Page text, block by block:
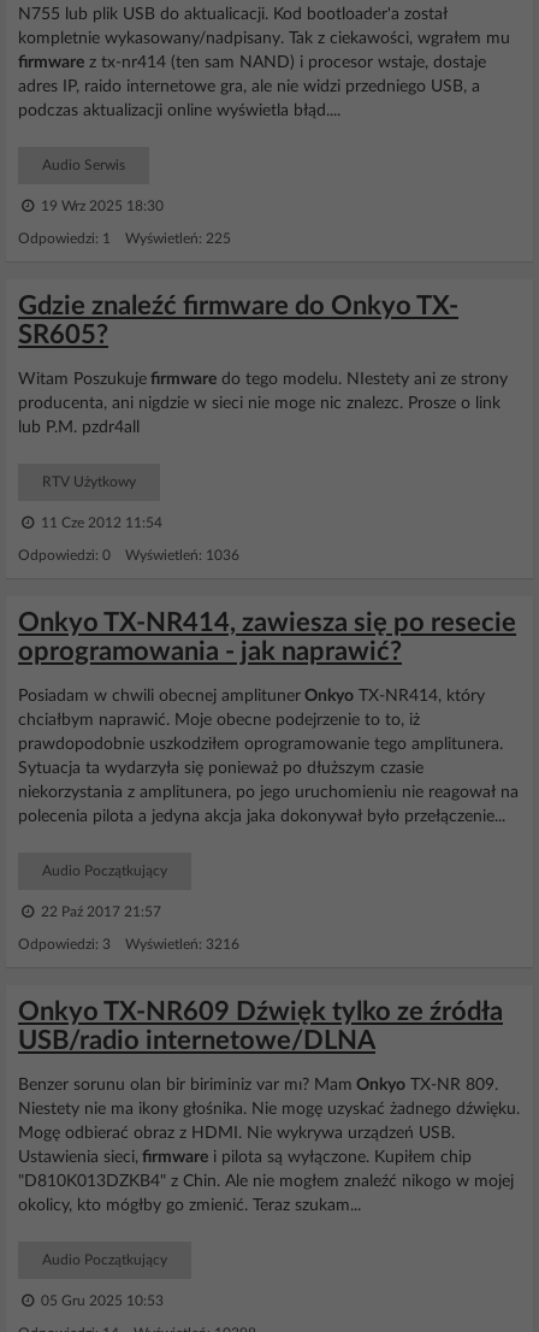
N755 lub plik USB do aktualicacji. Kod bootloader'a został
kompletnie wykasowany/nadpisany. Tak z ciekawości, wgrałem mu
firmware z tx-nr414 (ten sam NAND) i procesor wstaje, dostaje
adres IP, raido internetowe gra, ale nie widzi przedniego USB, a
podczas aktualizacji online wyświetla błąd....
Audio Serwis
19 Wrz 2025 18:30
Odpowiedzi: 1 Wyświetleń: 225
Gdzie znaleźć firmware do Onkyo TX-
SR605?
Witam Poszukuje firmware do tego modelu. NIestety ani ze strony
producenta, ani nigdzie w sieci nie moge nic znalezc. Prosze o link
lub P.M. pzdr4all
RTV Użytkowy
11 Cze 2012 11:54
Odpowiedzi: 0 Wyświetleń: 1036
Onkyo TX-NR414, zawiesza się po resecie
oprogramowania - jak naprawić?
Posiadam w chwili obecnej amplituner Onkyo TX-NR414, który
chciałbym naprawić. Moje obecne podejrzenie to to, iż
prawdopodobnie uszkodziłem oprogramowanie tego amplitunera.
Sytuacja ta wydarzyła się ponieważ po dłuższym czasie
niekorzystania z amplitunera, po jego uruchomieniu nie reagował na
polecenia pilota a jedyna akcja jaka dokonywał było przełączenie...
Audio Początkujący
22 Paź 2017 21:57
Odpowiedzi: 3 Wyświetleń: 3216
Onkyo TX-NR609 Dźwięk tylko ze źródła
USB/radio internetowe/DLNA
Benzer sorunu olan bir biriminiz var mı? Mam Onkyo TX-NR 809.
Niestety nie ma ikony głośnika. Nie mogę uzyskać żadnego dźwięku.
Mogę odbierać obraz z HDMI. Nie wykrywa urządzeń USB.
Ustawienia sieci, firmware i pilota są wyłączone. Kupiłem chip
"D810K013DZKB4" z Chin. Ale nie mogłem znaleźć nikogo w mojej
okolicy, kto mógłby go zmienić. Teraz szukam...
Audio Początkujący
05 Gru 2025 10:53